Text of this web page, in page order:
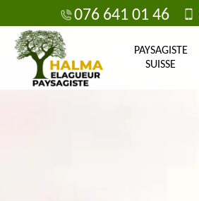
076 641 01 46
PAYSAGISTE
SUISSE